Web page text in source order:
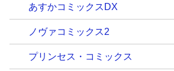
あすかコミックスDX
ノヴァコミックス2
プリンセス・コミックス